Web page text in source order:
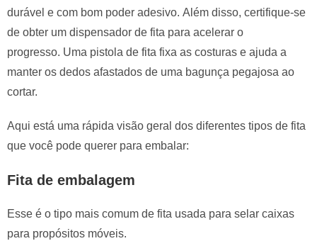
durável e com bom poder adesivo. Além disso, certifique-se
de obter um dispensador de fita para acelerar o
progresso. Uma pistola de fita fixa as costuras e ajuda a
manter os dedos afastados de uma bagunça pegajosa ao
cortar.
Aqui está uma rápida visão geral dos diferentes tipos de fita
que você pode querer para embalar:
Fita de embalagem
Esse é o tipo mais comum de fita usada para selar caixas
para propósitos móveis.